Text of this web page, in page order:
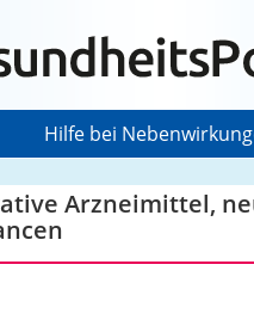
Hilfe bei
Arzneimittel,